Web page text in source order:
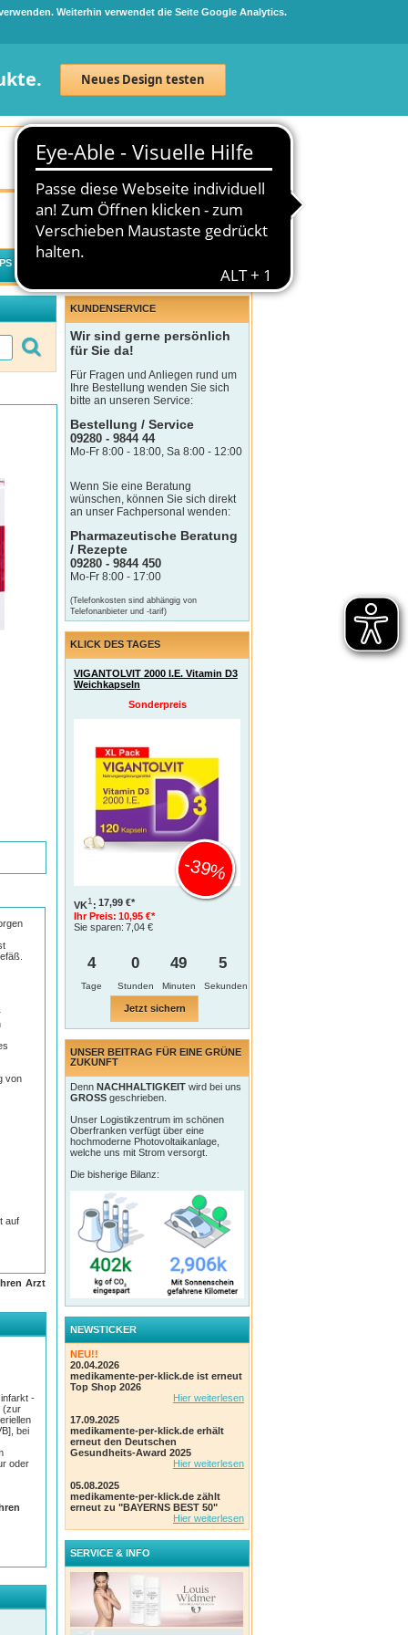
Weiterhin verwendet die Seite Google Analytics.
Neues Design testen
Neuanmeldung Anmelden
0 Artikel 0,00 €
von
auf
zu
Arzt
-
(zur
bei
oder
KUNDENSERVICE
Wir sind gerne persönlich
für Sie da!
Für Fragen und Anliegen rund um
Ihre Bestellung wenden Sie sich
bitte an unseren Service:
Bestellung / Service
09280 - 9844 44
Mo-Fr 8:00 - 18:00, Sa 8:00 - 12:00
Wenn Sie eine Beratung
wünschen, können Sie sich direkt
an unser Fachpersonal wenden:
Pharmazeutische Beratung
/ Rezepte
09280 - 9844 450
Mo-Fr 8:00 - 17:00
(Telefonkosten sind abhängig von
Telefonanbieter und -tarif)
KLICK DES TAGES
VIGANTOLVIT 2000 I.E. Vitamin D3
Weichkapseln
Sonderpreis
VK1 : 17,99 €*
Ihr Preis: 10,95 €*
Sie sparen: 7,04 €
-39%
4
Tage
0 49 4
Jetzt sichern
UNSER BEITRAG FÜR EINE GRÜNE
ZUKUNFT
DennNACHHALTIGKEIT wird bei uns
GROSS geschrieben.
Unser Logistikzentrum im schönen
Oberfranken verfügt über eine
hochmoderne Photovoltaikanlage,
welche uns mit Strom versorgt.
Die bisherige Bilanz:
NEWSTICKER
NEU!!
20.04.2026
medikamente-per-klick.de ist erneut
Top Shop 2026
Hier weiterlesen
17.09.2025
medikamente-per-klick.de erhält
erneut den Deutschen
Gesundheits-Award 2025
Hier weiterlesen
05.08.2025
medikamente-per-klick.de zählt
erneut zu "BAYERNS BEST 50"
Hier weiterlesen
SERVICE & INFO